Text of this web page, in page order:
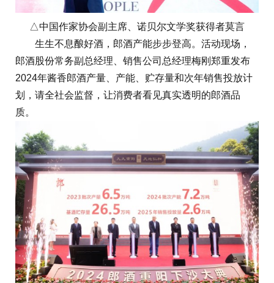
△中国作家协会副主席、诺贝尔文学奖获得者莫言
生生不息酿好酒，郎酒产能步步登高。活动现场，
郎酒股份常务副总经理、销售公司总经理梅刚郑重发布
2024年酱香郎酒产量、产能、贮存量和次年销售投放计
划，请全社会监督，让消费者看见真实透明的郎酒品
质。